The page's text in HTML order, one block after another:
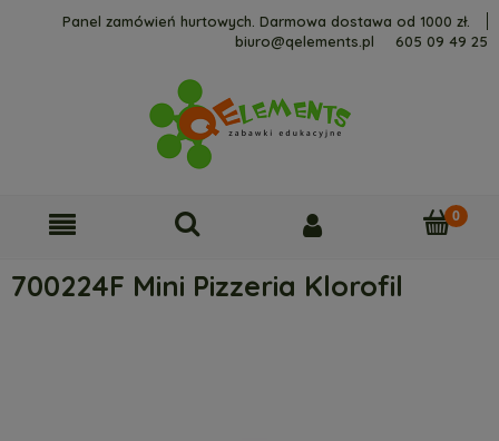
Panel zamówień hurtowych. Darmowa dostawa od 1000 zł.
biuro@qelements.pl
605 09 49 25
700224F Mini Pizzeria Klorofil